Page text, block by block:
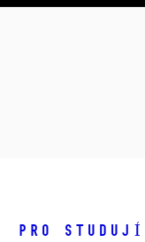
Pro